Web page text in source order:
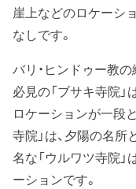
崖上などのロケーシ
なしです。
バリ・ヒンドゥー教
必見の「ブサキ寺院
ロケーションが一段
寺院」は、夕陽の名
名な「ウルワツ寺院
ーションです。